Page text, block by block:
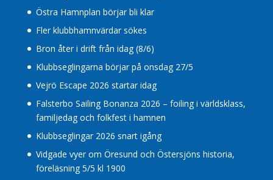
Östra Hamnplan börjar bli klar
Fler klubbhamnvärdar sökes
Bron åter i drift från idag (8/6)
Klubbseglingarna börjar på onsdag 27/5
Vejrö Escape 2026 startar idag
Falsterbo Sailing Bonanza 2026 – foiling i världsklass,
familjedag och folkfest i hamnen
Klubbseglingar 2026 snart igång
Vidgade vyer om Öresund och Östersjöns historia,
föreläsning 5/5 kl 1900